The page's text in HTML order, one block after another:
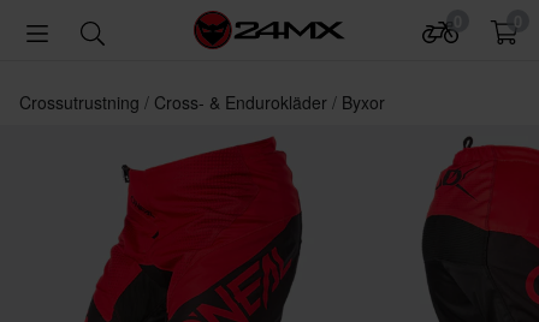
Crossutrustning Cross- & Endurokläder Byxor